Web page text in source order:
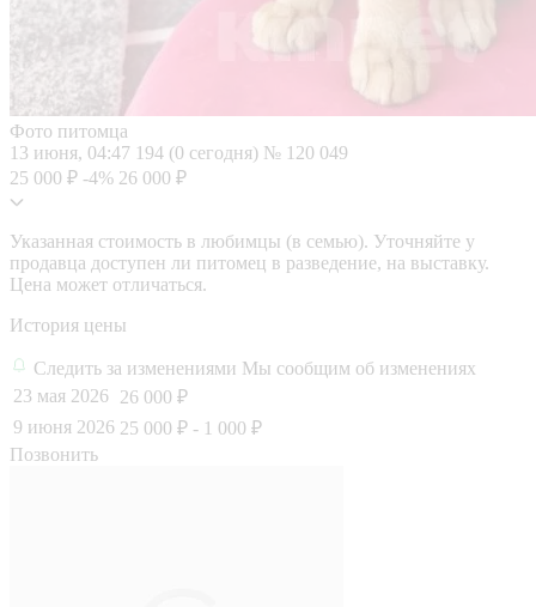
Фото питомца
13 июня, 04:47 194 (0 сегодня) № 120 049
25 000 ₽ -4% 26 000 ₽
Указанная стоимость в любимцы (в семью). Уточняйте у
продавца доступен ли питомец в разведение, на выставку.
Цена может отличаться.
История цены
Следить за изменениями Мы сообщим об изменениях
23 мая 2026 26 000 ₽
9 июня 2026 25 000 ₽ - 1 000 ₽
Позвонить